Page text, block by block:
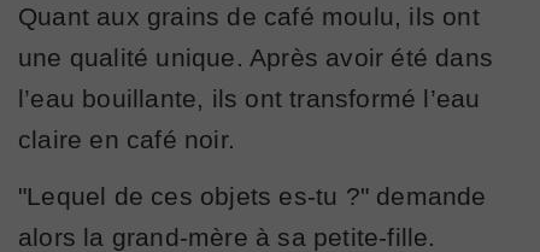
Quant aux grains de café moulu, ils ont
une qualité unique. Après avoir été dans
l’eau bouillante, ils ont transformé l’eau
claire en café noir.
"Lequel de ces objets es-tu ?" demande
alors la grand-mère à sa petite-fille.